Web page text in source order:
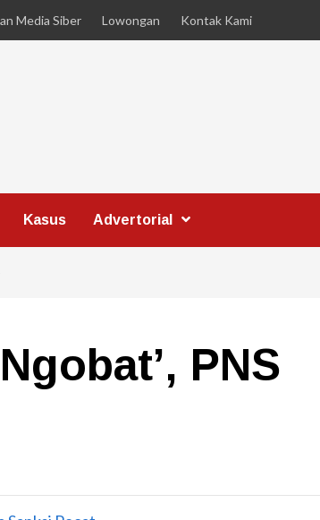
Media Siber Lowongan Kontak Kami
Kasus Advertorial
PNS